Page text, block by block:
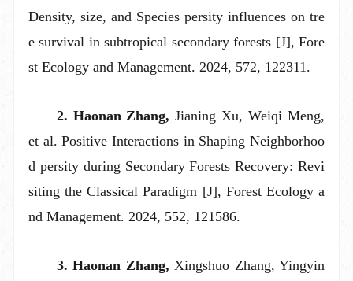
Density, size, and Species persity influences on tre
e survival in subtropical secondary forests [J], Fore
st Ecology and Management. 2024, 572, 122311.
2. Haonan Zhang, Jianing Xu, Weiqi Meng,
et al.Positive Interactions in Shaping Neighborhoo
d persity during Secondary Forests Recovery: Revi
siting the Classical Paradigm [J], Forest Ecology a
nd Management. 2024, 552, 121586.
3. Haonan Zhang, Xingshuo Zhang, Yingyin